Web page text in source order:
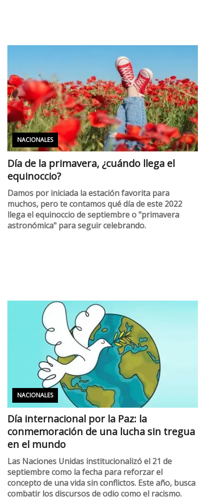
NACIONALES
Día de la primavera, ¿cuándo llega el
equinoccio?
Damos por iniciada la estación favorita para
muchos, pero te contamos qué día de este 2022
llega el equinoccio de septiembre o "primavera
astronómica" para seguir celebrando.
NACIONALES
Día internacional por la Paz: la
conmemoración de una lucha sin tregua
en el mundo
Las Naciones Unidas institucionalizó el 21 de
septiembre como la fecha para reforzar el
concepto de una vida sin conflictos. Este año, busca
combatir los discursos de odio como el racismo.